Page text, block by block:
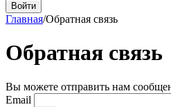
Войти
Главная/Обратная связь
Обратная связь
Вы можете отправить нам
Email